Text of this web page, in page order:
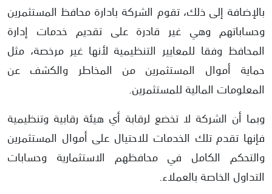
بالإضافة إلى ذلك، تقوم الشركة بادارة محافظ المستثمرين
وحساباتهم وهي غير قادرة على تقديم خدمات إدارة
المحافظ وفقا للمعايير التنظيمية لأنها غير مرخصة، مثل
حماية أموال المستثمرين من المخاطر والكشف عن
المعلومات المالية للمستثمرين.
وبما أن الشركة لا تخضع لرقابة أي هيئة رقابية وتنظيمية
فإنها تقدم تلك الخدمات للاحتيال على أموال المستثمرين
والتحكم الكامل في محافظهم الاستثمارية وحسابات
التداول الخاصة بالعملاء.